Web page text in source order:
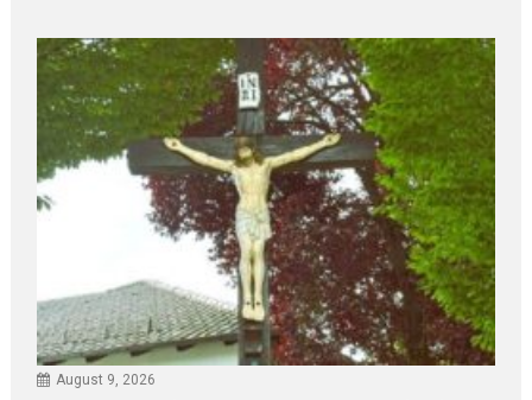
August 9, 2026